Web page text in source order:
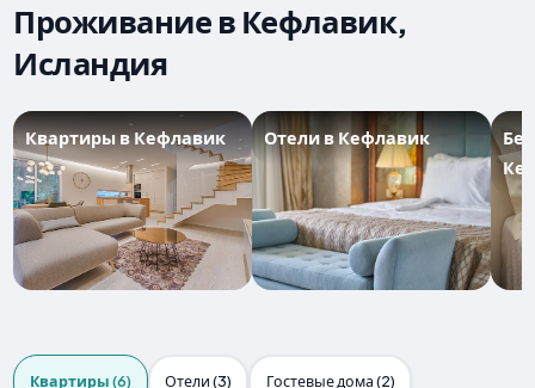
Проживание в Кефлавик,
Исландия
Квартиры в Кефлавик Отели в Кефлавик
Квартиры (6) Отели (3) Гостевые дома (2)